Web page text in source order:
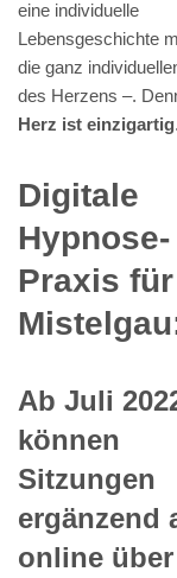
eine individuelle
Lebensgeschichte
die ganz
des Herzens –.
Herz ist einzigartig.
Digitale
Hypnose-
Praxis für
Ab Juli
können
Sitzungen
ergänzend
online über